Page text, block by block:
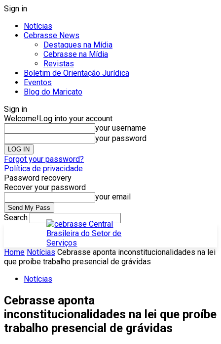
Sign in
Notícias
Cebrasse News
Destaques na Mídia
Cebrasse na Mídia
Revistas
Boletim de Orientação Jurídica
Eventos
Blog do Maricato
Sign in
Welcome!Log into your account
your username
your password
Forgot your password?
Política de privacidade
Password recovery
Recover your password
your email
Search
Home Notícias Cebrasse aponta inconstitucionalidades na lei
que proíbe trabalho presencial de grávidas
Notícias
Cebrasse aponta
inconstitucionalidades na lei que proíbe
trabalho presencial de grávidas